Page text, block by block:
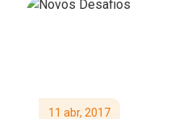
11 abr, 2017